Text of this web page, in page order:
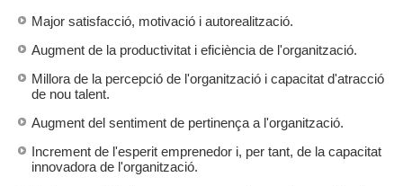
Major satisfacció, motivació i autorealització.
Augment de la productivitat i eficiència de l'organització.
Millora de la percepció de l'organització i capacitat d'atracció
de nou talent.
Augment del sentiment de pertinença a l'organització.
Increment de l'esperit emprenedor i, per tant, de la capacitat
innovadora de l'organització.